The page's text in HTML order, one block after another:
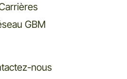
GBM
nous